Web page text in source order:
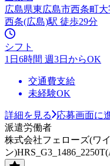
広島県東広島市西条町
西条(広島)駅 徒歩29分
シフト
1日6時間 週3日からOK
交通費支給
未経験OK
詳細を見る
応募画面に
派遣労働者
株式会社フェローズ(ワ
ン